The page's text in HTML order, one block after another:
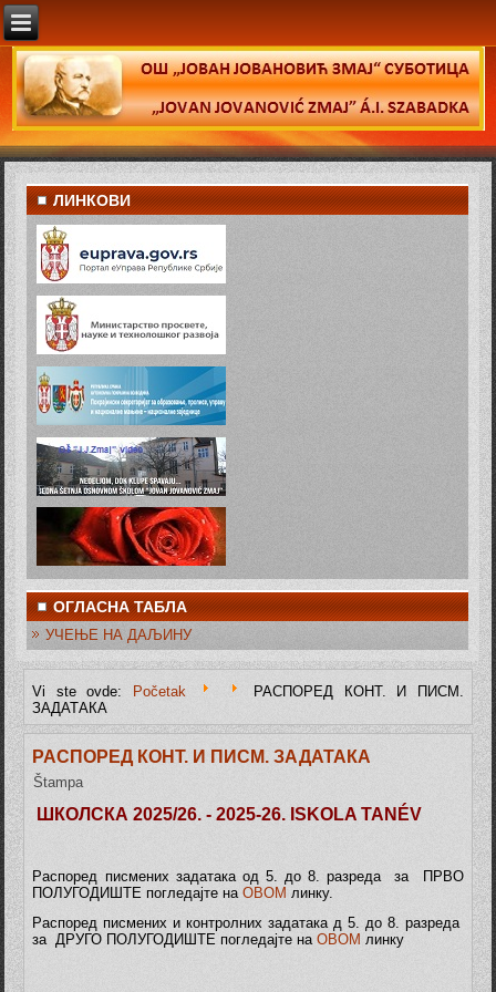
ЛИНКОВИ
ОГЛАСНА ТАБЛА
УЧЕЊЕ НА ДАЉИНУ
Vi ste ovde: Početak
РАСПОРЕД КОНТ. И ПИСМ.
ЗАДАТАКА
РАСПОРЕД КОНТ. И ПИСМ. ЗАДАТАКА
Štampa
ШКОЛСКА 2025/26. - 2025-26. ISKOLA TANÉV
Распоред писмених задатака од 5. до 8. разреда за ПРВО
ПОЛУГОДИШТЕ погледајте наОВОМ линку.
Распоред писмених и контролних задатака д 5. до 8. разреда
за ДРУГО ПОЛУГОДИШТЕ погледајте наОВОМ линку